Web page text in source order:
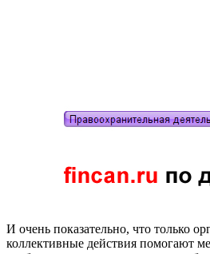
И очень показательно, что только
коллективные действия помогают